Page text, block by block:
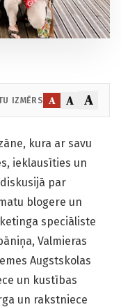
IZMĒRS A A A
kura ar savu
ieklausīties un
par
blogere un
speciāliste
Valmieras
Augstskolas
un kustības
un rakstniece